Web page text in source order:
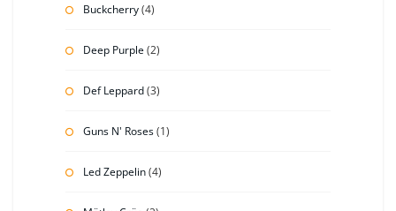
Buckcherry(4)
Deep Purple(2)
Def Leppard(3)
Guns N' Roses(1)
Led Zeppelin(4)